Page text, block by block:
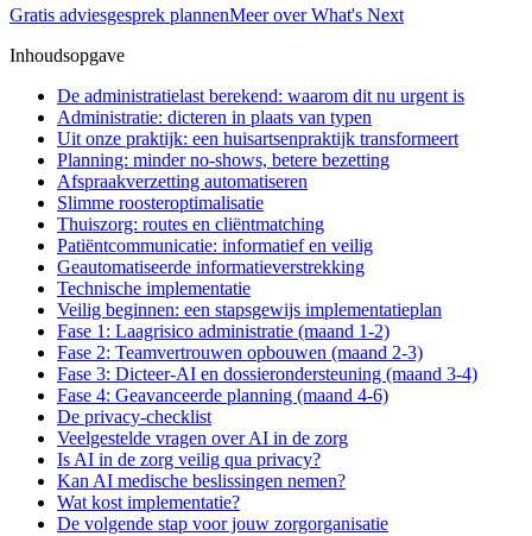
Gratis adviesgesprek plannenMeer over What's Next
Inhoudsopgave
De administratielast berekend: waarom dit nu urgent is
Administratie: dicteren in plaats van typen
Uit onze praktijk: een huisartsenpraktijk transformeert
Planning: minder no-shows, betere bezetting
Afspraakverzetting automatiseren
Slimme roosteroptimalisatie
Thuiszorg: routes en cliëntmatching
Patiëntcommunicatie: informatief en veilig
Geautomatiseerde informatieverstrekking
Technische implementatie
Veilig beginnen: een stapsgewijs implementatieplan
Fase 1: Laagrisico administratie (maand 1-2)
Fase 2: Teamvertrouwen opbouwen (maand 2-3)
Fase 3: Dicteer-AI en dossierondersteuning (maand 3-4)
Fase 4: Geavanceerde planning (maand 4-6)
De privacy-checklist
Veelgestelde vragen over AI in de zorg
Is AI in de zorg veilig qua privacy?
Kan AI medische beslissingen nemen?
Wat kost implementatie?
De volgende stap voor jouw zorgorganisatie